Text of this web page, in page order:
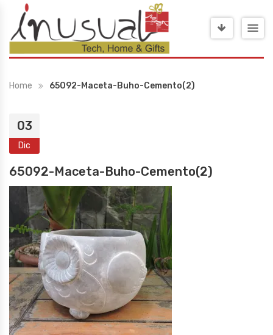
Home 65092-Maceta-Buho-Cemento(2)
03
Dic
65092-Maceta-Buho-Cemento(2)